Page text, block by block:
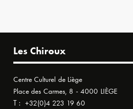
Les Chiroux
Centre Culturel de Liège
Place des Carmes, 8 - 4000 LIÈGE
T : +32(0)4 223 19 60